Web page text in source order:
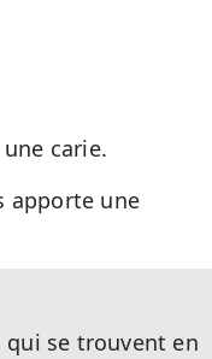
carie.
apporte une
qui se trouvent en